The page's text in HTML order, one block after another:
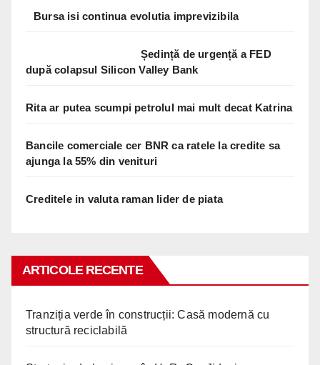
Bursa isi continua evolutia imprevizibila
Ședință de urgență a FED
după colapsul Silicon Valley Bank
Rita ar putea scumpi petrolul mai mult decat Katrina
Bancile comerciale cer BNR ca ratele la credite sa
ajunga la 55% din venituri
Creditele in valuta raman lider de piata
ARTICOLE RECENTE
Tranziția verde în construcții: Casă modernă cu
structură reciclabilă